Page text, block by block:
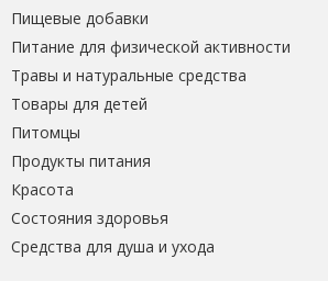
Пищевые добавки
Питание для физической активности
Травы и натуральные средства
Товары для детей
Питомцы
Продукты питания
Красота
Состояния здоровья
Средства для душа и ухода